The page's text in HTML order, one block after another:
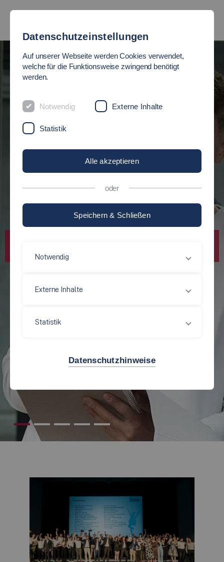
JETZT
BEWERBEN!
Für Deinen Studienstart im
Wintersemester 2026/27.
Datenschutzeinstellungen
Auf unserer Webseite werden Cookies verwendet,
welche für die Funktionsweise zwingend benötigt
werden.
Notwendig Externe Inhalte
Statistik
Alle akzeptieren
oder
Speichern & Schließen
Notwendig
Externe Inhalte
Statistik
Datenschutzhinweise